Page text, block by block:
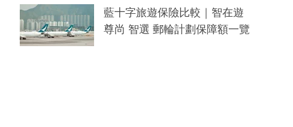
藍十字旅遊保險比較｜智在遊
尊尚 智選 郵輪計劃保障額一覽